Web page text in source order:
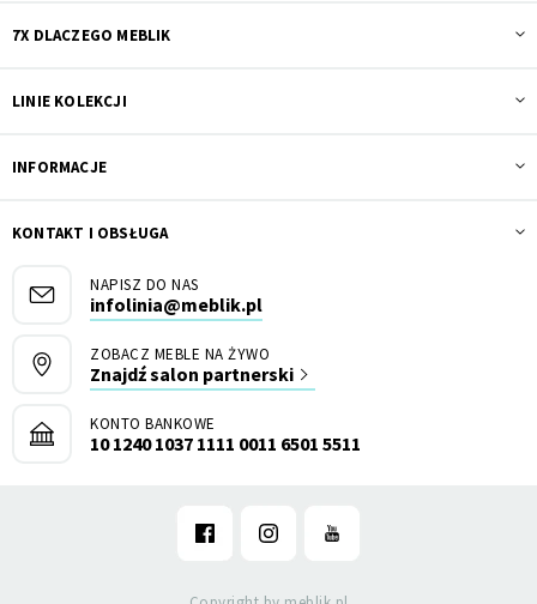
7X DLACZEGO MEBLIK
LINIE KOLEKCJI
INFORMACJE
KONTAKT I OBSŁUGA
NAPISZ DO NAS
infolinia@meblik.pl
ZOBACZ MEBLE NA ŻYWO
Znajdź salon partnerski
KONTO BANKOWE
10 1240 1037 1111 0011 6501 5511